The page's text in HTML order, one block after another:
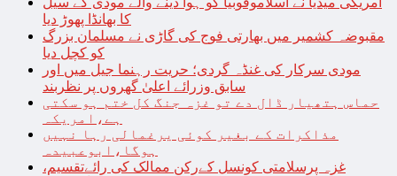
کا بھانڈا پھوڑ دیا
مقبوضہ کشمیر میں بھارتی فوج کی گاڑی نے مسلمان بزرگ
کو کچل دیا
مودی سرکار کی غنڈہ گردی؛ حریت رہنما جیل میں اور
سابق وزرائے اعلیٰ گھروں پر نظربند
حماس ہتھیار ڈال دے تو غزہ جنگ کل ختم ہو سکتی
ہے،امریکہ
مذاکرات کے بغیر کوئی یرغمالی رہا نہیں
ہوگا،ابوعبیدہ
غزہ پرسلامتی کونسل کےرکن ممالک کی رائےتقسیم،